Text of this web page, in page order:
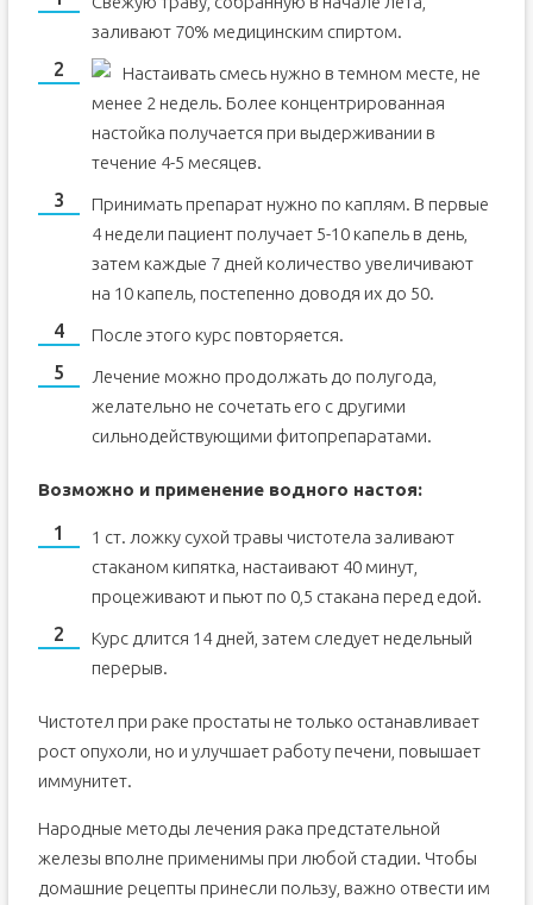
заливают 70% медицинским спиртом.
Настаивать смесь нужно в темном месте, не
менее 2 недель. Более концентрированная
настойка получается при выдерживании в
течение 4-5 месяцев.
Принимать препарат нужно по каплям. В первые
4 недели пациент получает 5-10 капель в день,
затем каждые 7 дней количество увеличивают
на 10 капель, постепенно доводя их до 50.
После этого курс повторяется.
Лечение можно продолжать до полугода,
желательно не сочетать его с другими
сильнодействующими фитопрепаратами.
Возможно и применение водного настоя:
1 ст. ложку сухой травы чистотела заливают
стаканом кипятка, настаивают 40 минут,
процеживают и пьют по 0,5 стакана перед едой.
Курс длится 14 дней, затем следует недельный
перерыв.
Чистотел при раке простаты не только останавливает
рост опухоли, но и улучшает работу печени, повышает
иммунитет.
Народные методы лечения рака предстательной
железы вполне применимы при любой стадии. Чтобы
домашние рецепты принесли пользу, важно отвести им